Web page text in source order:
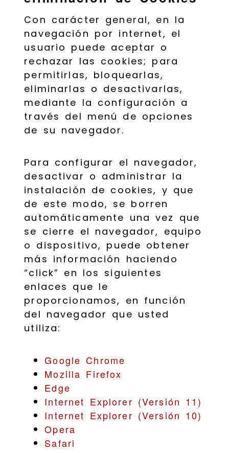
Con carácter general, en la
navegación por internet, el
usuario puede aceptar o
rechazar las cookies; para
permitirlas, bloquearlas,
eliminarlas o desactivarlas,
mediante la configuración a
través del menú de opciones
de su navegador.
Para configurar el navegador,
desactivar o administrar la
instalación de cookies, y que
de este modo, se borren
automáticamente una vez que
se cierre el navegador, equipo
o dispositivo, puede obtener
más información haciendo
“click” en los siguientes
enlaces que le
proporcionamos, en función
del navegador que usted
utiliza:
Google Chrome
Mozilla Firefox
Edge
Internet Explorer (Versión 11)
Internet Explorer (Versión 10)
Opera
Safari